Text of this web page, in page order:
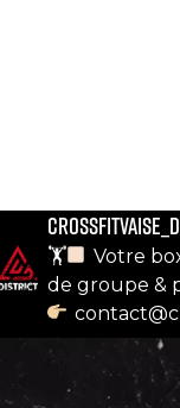
🏋 Votre
de groupe &